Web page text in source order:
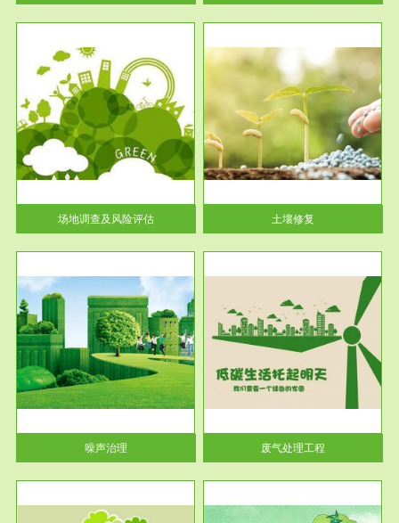
场地调查及风险评估
服务范围
土壤修复
土壤修复
噪声治理
服务范围
废气处理工程
废气处理工程